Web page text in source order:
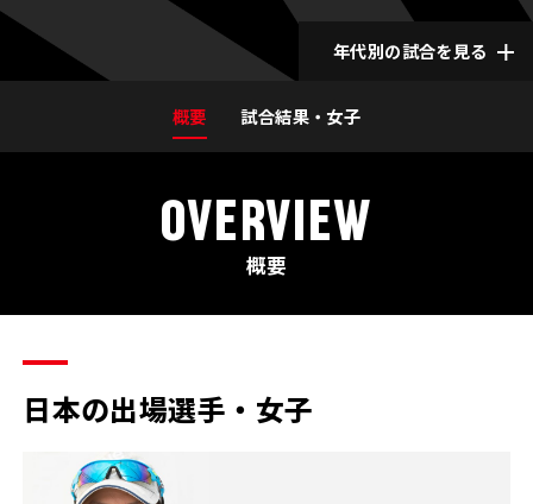
年代別の試合を見る
概要 試合結果・女子
OVERVIEW
概要
日本の出場選手・女子